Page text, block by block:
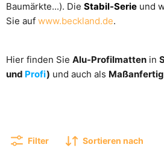
Baumärkte...). Die Stabil-Serie und
Sie auf www.beckland.de.
Hier finden Sie Alu-Profilmatten in
und Profi) und auch als
Filter Sortieren nach